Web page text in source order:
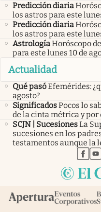
Predicción diaria
los astros para este
Predicción diaria
los astros para este
AstrologíaHoróscopo
para este lunes 10 de
Actualidad
Qué pasóEfemérides:
agosto?
SignificadosPocos lo
de la cinta métrica y por
SCJN | SucesionesLa
sucesiones en los
testamentos aunque la